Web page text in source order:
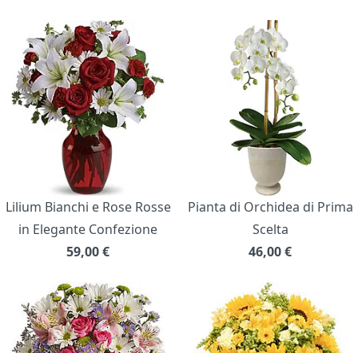
Lilium Bianchi e Rose Rosse
in Elegante Confezione
59,00€
Pianta di Orchidea di Prima
Scelta
46,00€